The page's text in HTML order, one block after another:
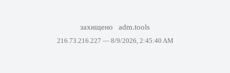
захищено adm.tools
216.73.216.227 — 8/9/2026, 2:45:40 AM